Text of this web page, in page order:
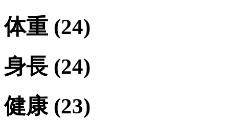
体重 (24)
身長 (24)
健康 (23)